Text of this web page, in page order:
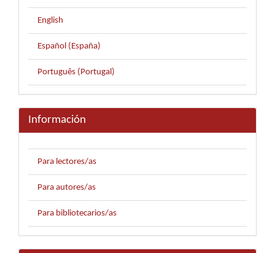
English
Español (España)
Português (Portugal)
Información
Para lectores/as
Para autores/as
Para bibliotecarios/as